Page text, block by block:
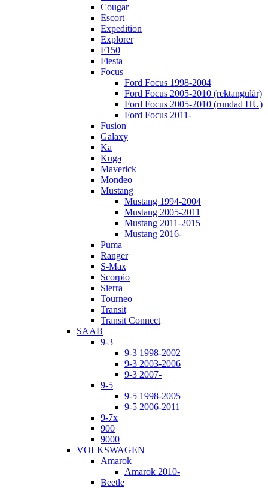
Cougar
Escort
Expedition
Explorer
F150
Fiesta
Focus
Ford Focus 1998-2004
Ford Focus 2005-2010 (rektangulär)
Ford Focus 2005-2010 (rundad HU)
Ford Focus 2011-
Fusion
Galaxy
Ka
Kuga
Maverick
Mondeo
Mustang
Mustang 1994-2004
Mustang 2005-2011
Mustang 2011-2015
Mustang 2016-
Puma
Ranger
S-Max
Scorpio
Sierra
Tourneo
Transit
Transit Connect
SAAB
9-3
9-3 1998-2002
9-3 2003-2006
9-3 2007-
9-5
9-5 1998-2005
9-5 2006-2011
9-7x
900
9000
VOLKSWAGEN
Amarok
Amarok 2010-
Beetle